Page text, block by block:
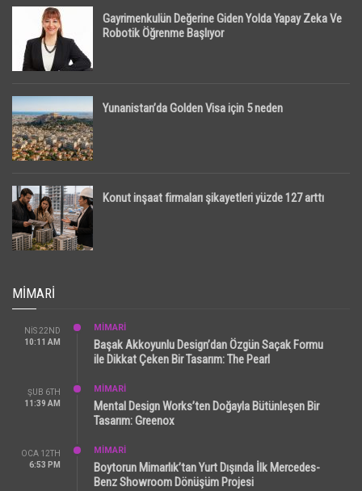
Gayrimenkulün Değerine Giden Yolda Yapay Zeka Ve
Robotik Öğrenme Başlıyor
Yunanistan’da Golden Visa için 5 neden
Konut inşaat firmaları şikayetleri yüzde 127 arttı
MIMARI
NIS 22ND
10:11 AM
MİMARİ
Başak Akkoyunlu Design’dan Özgün Saçak Formu
ile Dikkat Çeken Bir Tasarım: The Pearl
ŞUB 6TH
11:39 AM
MİMARİ
Mental Design Works’ten Doğayla Bütünleşen Bir
Tasarım: Greenox
OCA 12TH
6:53 PM
MİMARİ
Boytorun Mimarlık’tan Yurt Dışında İlk Mercedes-
Benz Showroom Dönüşüm Projesi